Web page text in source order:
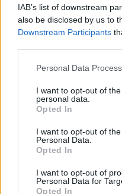
IAB’s list of downstream
also be disclosed by us to
Downstream Participants
Personal Data
I want to opt-out of
personal data.
Opted In
I want to opt-out of
Personal Data.
Opted In
I want to opt-out of
Personal Data for
Opted In
Partidul Patrioților
FAR (Coarnă)
România pe Primul
Altul
Arhiva sondajelor